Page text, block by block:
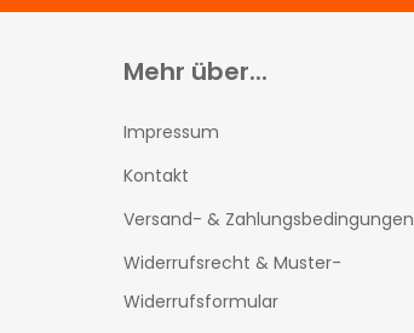
Mehr über...
Impressum
Kontakt
Versand- & Zahlungsbedingungen
Widerrufsrecht & Muster-
Widerrufsformular